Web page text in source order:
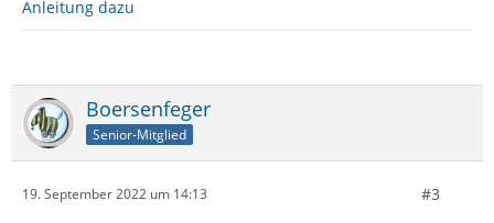
Anleitung dazu
Boersenfeger
Senior-Mitglied
19. September 2022 um 14:13 #3